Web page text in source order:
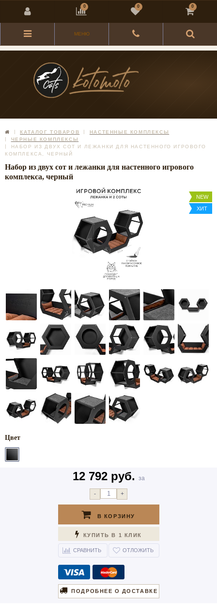
МЕНЮ
КАТАЛОГ ТОВАРОВ
НАСТЕННЫЕ КОМПЛЕКСЫ
ЧЕРНЫЕ КОМПЛЕКСЫ
НАБОР ИЗ ДВУХ СОТ И ЛЕЖАНКИ ДЛЯ НАСТЕННОГО ИГРОВОГО
КОМПЛЕКСА, ЧЕРНЫЙ
Набор из двух сот и лежанки для настенного игрового
комплекса, черный
NEW
ХИТ
Цвет
12 792 руб. за
- +
В КОРЗИНУ
КУПИТЬ В 1 КЛИК
СРАВНИТЬ ОТЛОЖИТЬ
ПОДРОБНЕЕ О ДОСТАВКЕ
0 0 0